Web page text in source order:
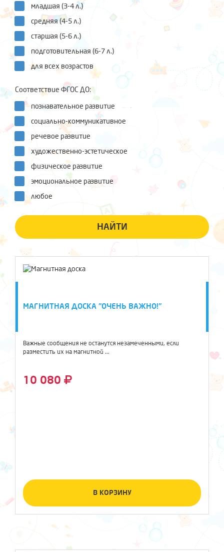
младшая (3-4 л.)
средняя (4-5 л.)
старшая (5-6 л.)
подготовительная (6-7 л.)
для всех возрастов
Соответствие ФГОС ДО:
познавательное развитие
социально-коммуникативное
речевое развитие
художественно-эстетическое
физическое развитие
эмоциональное развитие
любое
НАЙТИ
МАГНИТНАЯ ДОСКА "ОЧЕНЬ ВАЖНО!"
Важные сообщения не останутся незамеченными, если
разместить их на магнитной ...
10 080
В КОРЗИНУ